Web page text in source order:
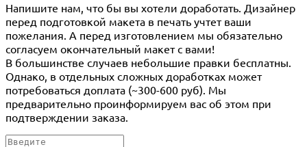
Напишите нам, что бы вы хотели доработать. Дизайнер
перед подготовкой макета в печать учтет ваши
пожелания. А перед изготовлением мы обязательно
согласуем окончательный макет с вами!
В большинстве случаев небольшие правки бесплатны.
Однако, в отдельных сложных доработках может
потребоваться доплата (~300-600 руб). Мы
предварительно проинформируем вас об этом при
подтверждении заказа.